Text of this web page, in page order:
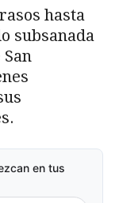
hasta
subsanada
en tus